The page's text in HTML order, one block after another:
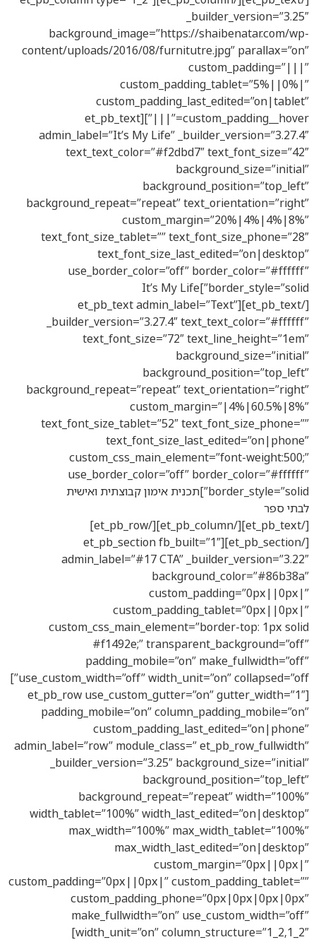
_builder_version=”3.25″
background_image=”https://shaibenatar.com/wp-
content/uploads/2016/08/furnitutre.jpg” parallax=”on”
custom_padding=”|||”
custom_padding_tablet=”5%||0%|”
custom_padding_last_edited=”on|tablet”
custom_padding__hover=”|||”][et_pb_text
admin_label=”It’s My Life” _builder_version=”3.27.4″
text_text_color=”#f2dbd7″ text_font_size=”42″
background_size=”initial”
background_position=”top_left”
background_repeat=”repeat” text_orientation=”right”
custom_margin=”20%|4%|4%|8%”
text_font_size_tablet=”” text_font_size_phone=”28″
text_font_size_last_edited=”on|desktop”
use_border_color=”off” border_color=”#ffffff”
border_style=”solid”]It’s My Life
[/et_pb_text][et_pb_text admin_label=”Text”
_builder_version=”3.27.4″ text_text_color=”#ffffff”
text_font_size=”72″ text_line_height=”1em”
background_size=”initial”
background_position=”top_left”
background_repeat=”repeat” text_orientation=”right”
custom_margin=”|4%|60.5%|8%”
text_font_size_tablet=”52″ text_font_size_phone=””
text_font_size_last_edited=”on|phone”
custom_css_main_element=”font-weight:500;”
use_border_color=”off” border_color=”#ffffff”
border_style=”solid”]תכנית אימון קבוצתית ואישית
לבתי ספר
[/et_pb_text][/et_pb_column][/et_pb_row]
[/et_pb_section][et_pb_section fb_built=”1″
admin_label=”#17 CTA” _builder_version=”3.22″
background_color=”#86b38a”
custom_padding=”0px||0px|”
custom_padding_tablet=”0px||0px|”
custom_css_main_element=”border-top: 1px solid
#f1492e;” transparent_background=”off”
padding_mobile=”on” make_fullwidth=”off”
use_custom_width=”off” width_unit=”on” collapsed=”off”]
[et_pb_row use_custom_gutter=”on” gutter_width=”1″
padding_mobile=”on” column_padding_mobile=”on”
custom_padding_last_edited=”on|phone”
admin_label=”row” module_class=” et_pb_row_fullwidth”
_builder_version=”3.25″ background_size=”initial”
background_position=”top_left”
background_repeat=”repeat” width=”100%”
width_tablet=”100%” width_last_edited=”on|desktop”
max_width=”100%” max_width_tablet=”100%”
max_width_last_edited=”on|desktop”
custom_margin=”0px||0px|”
custom_padding=”0px||0px|” custom_padding_tablet=””
custom_padding_phone=”0px|0px|0px|0px”
make_fullwidth=”on” use_custom_width=”off”
width_unit=”on” column_structure=”1_2,1_2″]